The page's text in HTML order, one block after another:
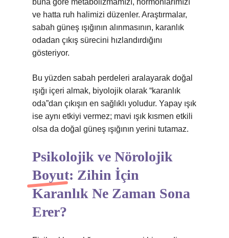
buna göre metabolizmamızı, hormonlarımızı
ve hatta ruh halimizi düzenler. Araştırmalar,
sabah güneş ışığının alınmasının, karanlık
odadan çıkış sürecini hızlandırdığını
gösteriyor.
Bu yüzden sabah perdeleri aralayarak doğal
ışığı içeri almak, biyolojik olarak “karanlık
oda”dan çıkışın en sağlıklı yoludur. Yapay ışık
ise aynı etkiyi vermez; mavi ışık kısmen etkili
olsa da doğal güneş ışığının yerini tutamaz.
Psikolojik ve Nörolojik
Boyut: Zihin İçin
Karanlık Ne Zaman Sona
Erer?